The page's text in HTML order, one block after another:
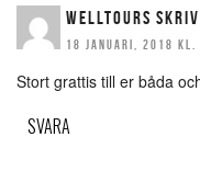
WELLTOURS
18 JANUARI, 2018
Stort grattis till er båda
SVARA